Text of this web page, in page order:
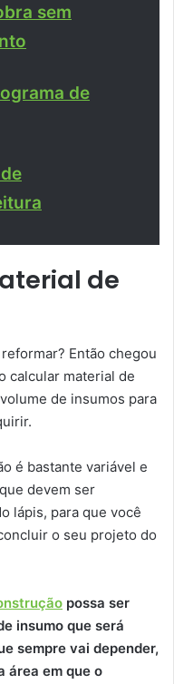
sem
de
de
Então chegou
calcular material de
de insumos para
é bastante variável e
devem ser
lápis, para que você
o seu projeto do
possa ser
insumo que será
sempre vai depender,
área em que o